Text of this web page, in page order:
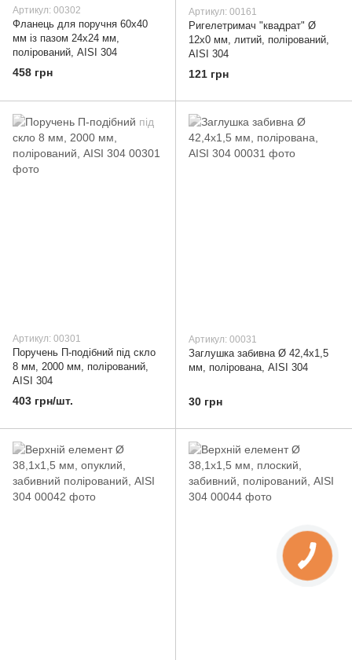
Артикул: 00302
Фланець для поручня 60х40
мм із пазом 24х24 мм,
полірований, AISI 304
458 грн
Артикул: 00161
Ригелетримач "квадрат" Ø
12х0 мм, литий, полірований,
AISI 304
121 грн
Артикул: 00301
Поручень П-подібний під скло
8 мм, 2000 мм, полірований,
AISI 304
403 грн/шт.
Артикул: 00031
Заглушка забивна Ø 42,4х1,5
мм, полірована, AISI 304
30 грн